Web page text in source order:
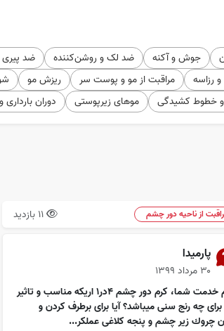
جوش و آکنه ضد لک و روشن‌کننده ضد
مراقبت از مو و پوست سر ریزش مو
خطوط کشیدگی موهای زیرپوستی دوران
از ناحیه دور چشم
پارميدا
۳۰ مرداد ۱۳۹۹
سلام خدمت شما، كرم دور چشم ٤در١ اريكه مناسب و تاثير
براى چه رنج سنى ميباشد؟ آيا براى برطرف كردن و
چروك زير چشم و پنجه كلاغى عملكر...